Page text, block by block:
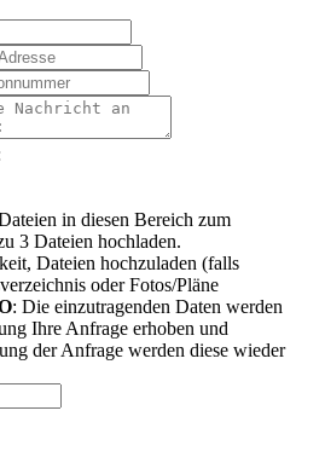
in diesen Bereich zum
3 Dateien hochladen.
Dateien hochzuladen (falls
oder Fotos/Pläne
: Die einzutragenden Daten werden
Ihre Anfrage erhoben und
der Anfrage werden diese wieder